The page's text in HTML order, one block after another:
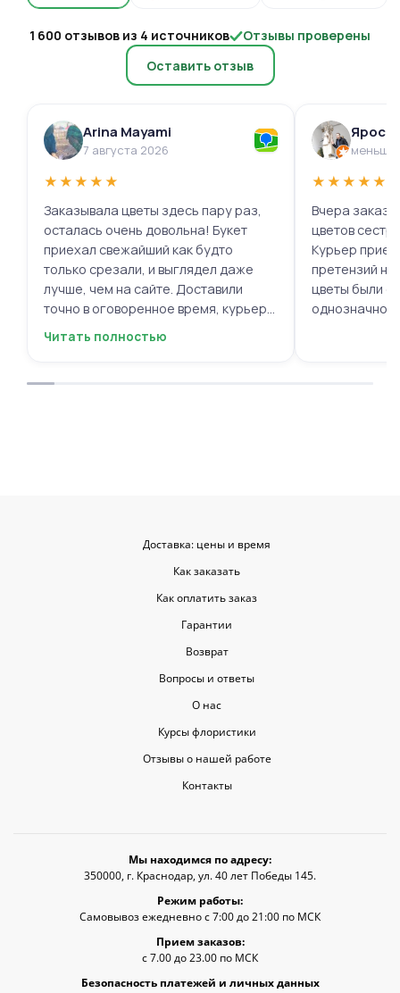
1 600 отзывов из 4 источников
Отзывы проверены
Оставить отзыв
Arina Mayami
7 августа 2026
★★★★★
Заказывала цветы здесь пару раз,
осталась очень довольна! Букет
приехал свежайший как будто
только срезали, и выглядел даже
лучше, чем на сайте. Доставили
точно в оговоренное время, курьер
вежливый, ещё и открытку с тёплыми
приятными. Однозначно буду
Читать полностью
меньше
★★★★★
Вчера
цветов
Курьер
претензий
цветы были
однозначно.
Доставка: цены и время
Как заказать
Как оплатить заказ
Гарантии
Возврат
Вопросы и ответы
О нас
Курсы флористики
Отзывы о нашей работе
Контакты
Мы находимся по адресу:
350000, г. Краснодар, ул. 40 лет Победы 145.
Режим работы:
Самовывоз ежедневно с 7:00 до 21:00 по МСК
Прием заказов:
с 7.00 до 23.00 по МСК
Безопасность платежей и личных данных